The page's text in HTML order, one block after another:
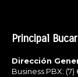
Principal
Dirección
Business PBX: (7)